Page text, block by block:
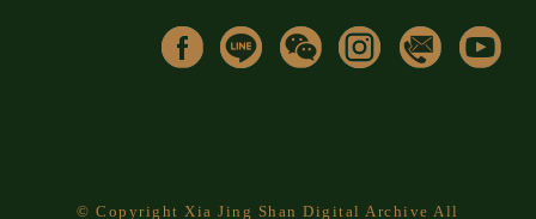
© Copyright Xia Jing Shan Digital Archive All